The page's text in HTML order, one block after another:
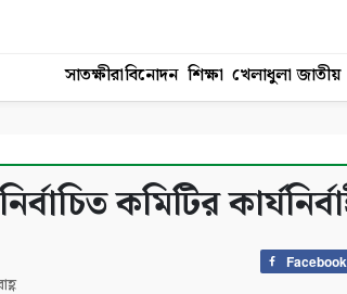
সাতক্ষীরাবিনোদন শিক্ষা খেলাধুলা জাতীয়
কমিটির
Facebook